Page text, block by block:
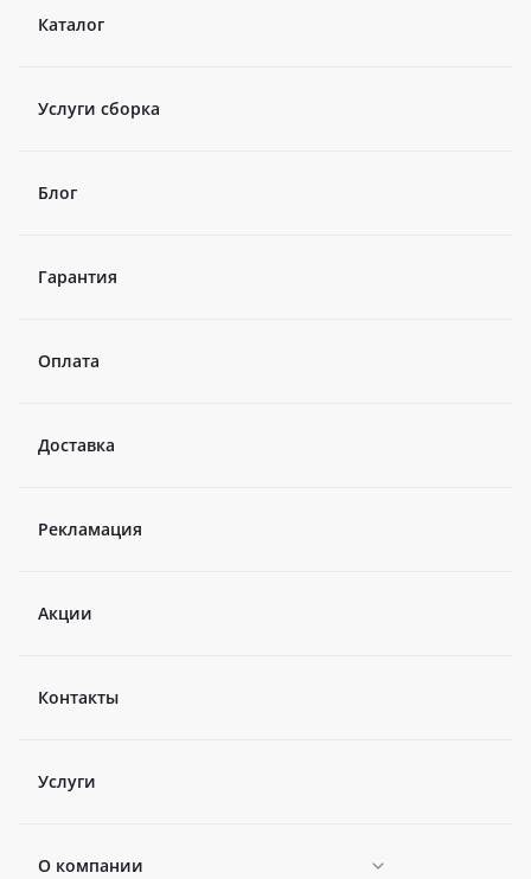
Каталог
Услуги сборка
Блог
Гарантия
Оплата
Доставка
Рекламация
Акции
Контакты
Услуги
О компании